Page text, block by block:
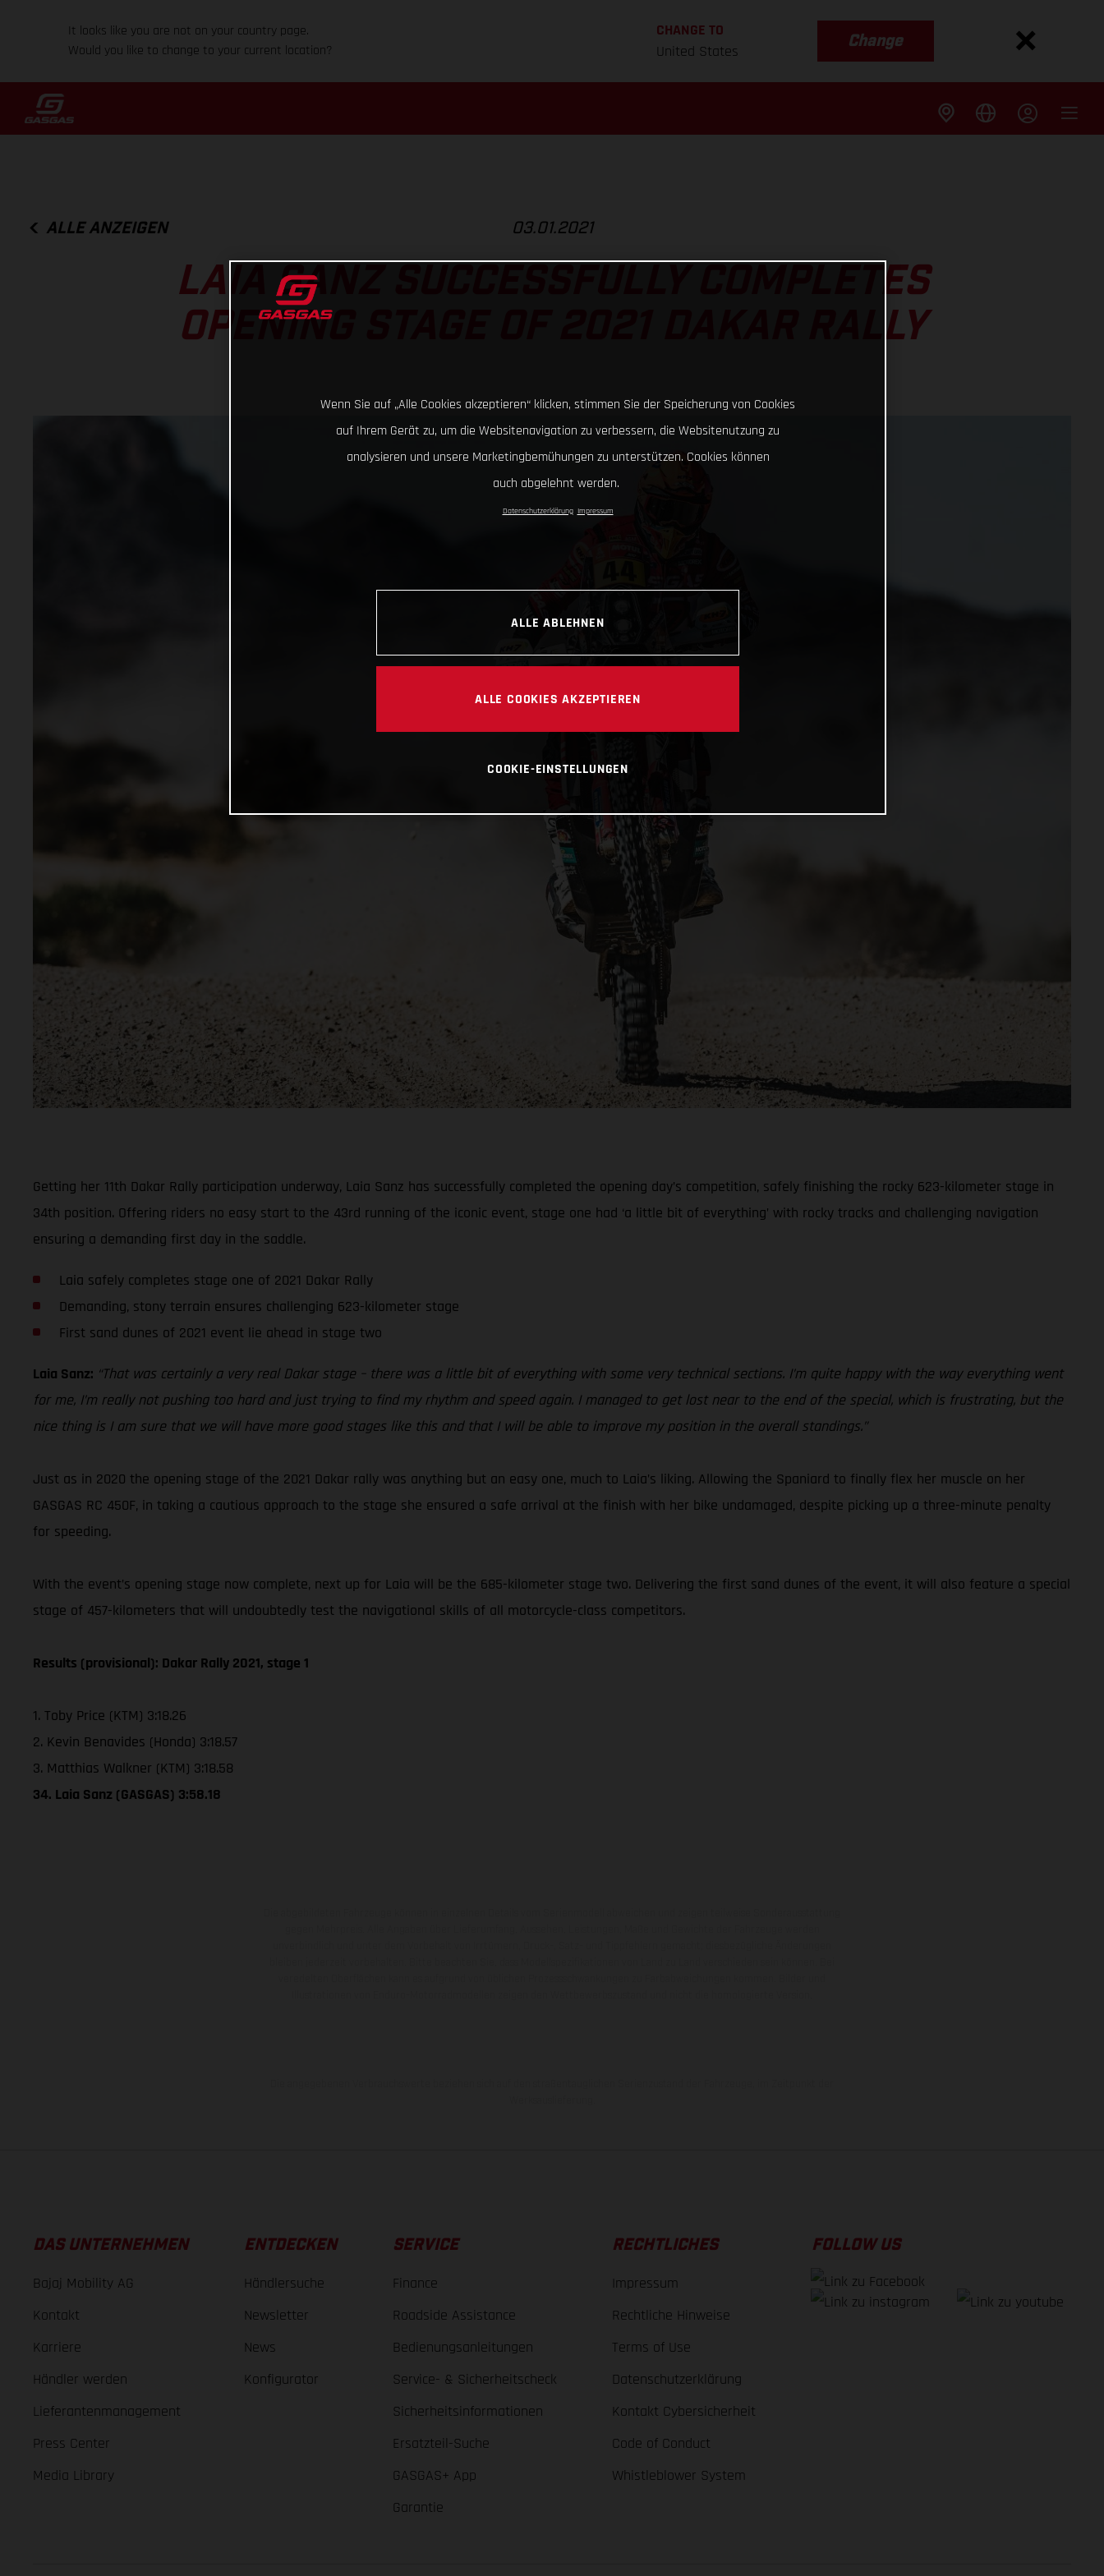
It looks like you are not on your country page.
Would you like to change to your current location?
CHANGE TO
United States
Change
ALLE ANZEIGEN 03.01.2021
LAIA SANZ SUCCESSFULLY COMPLETES
OPENING STAGE OF 2021 DAKAR RALLY
Getting her 11th Dakar Rally participation underway, Laia Sanz has successfully completed the opening day’s competition, safely finishing the rocky 623-kilometer stage in
34th position. Offering riders no easy start to the 43rd running of the iconic event, stage one had ‘a little bit of everything’ with rocky tracks and challenging navigation
ensuring a demanding first day in the saddle.
Laia safely completes stage one of 2021 Dakar Rally
Demanding, stony terrain ensures challenging 623-kilometer stage
First sand dunes of 2021 event lie ahead in stage two
Laia Sanz: “That was certainly a very real Dakar stage – there was a little bit of everything with some very technical sections. I’m quite happy with the way everything went
for me, I’m really not pushing too hard and just trying to find my rhythm and speed again. I managed to get lost near to the end of the special, which is frustrating, but the
nice thing is I am sure that we will have more good stages like this and that I will be able to improve my position in the overall standings.”
Just as in 2020 the opening stage of the 2021 Dakar rally was anything but an easy one, much to Laia’s liking. Allowing the Spaniard to finally flex her muscle on her
GASGAS RC 450F, in taking a cautious approach to the stage she ensured a safe arrival at the finish with her bike undamaged, despite picking up a three-minute penalty
for speeding.
With the event’s opening stage now complete, next up for Laia will be the 685-kilometer stage two. Delivering the first sand dunes of the event, it will also feature a special
stage of 457-kilometers that will undoubtedly test the navigational skills of all motorcycle-class competitors.
Results (provisional): Dakar Rally 2021, stage 1
1. Toby Price (KTM) 3:18.26
2. Kevin Benavides (Honda) 3:18.57
3. Matthias Walkner (KTM) 3:18.58
34. Laia Sanz (GASGAS) 3:58.18
DAS UNTERNEHMEN
Bajaj Mobility AG
Kontakt
Karriere
Händler werden
Lieferantenmanagement
Press Center
Media Library
ENTDECKEN
Händlersuche
Newsletter
News
Konfigurator
SERVICE
Finance
Roadside Assistance
Bedienungsanleitungen
Service- & Sicherheitscheck
Sicherheitsinformationen
Ersatzteil-Suche
GASGAS+ App
Garantie
RECHTLICHES
Impressum
Rechtliche Hinweise
Terms of Use
Datenschutzerklärung
Kontakt Cybersicherheit
Code of Conduct
Whistleblower System
FOLLOW US
Wenn Sie auf „Alle Cookies akzeptieren“ klicken, stimmen Sie der Speicherung von Cookies
auf Ihrem Gerät zu, um die Websitenavigation zu verbessern, die Websitenutzung zu
analysieren und unsere Marketingbemühungen zu unterstützen. Cookies können
auch abgelehnt werden.
Datenschutzerklärung Impressum
ALLE ABLEHNEN
ALLE COOKIES AKZEPTIEREN
COOKIE-EINSTELLUNGEN